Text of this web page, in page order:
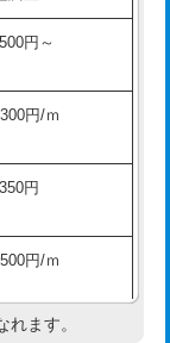
円
見積
円
円～
円/ｍ
円
円/ｍ
調査
れます。